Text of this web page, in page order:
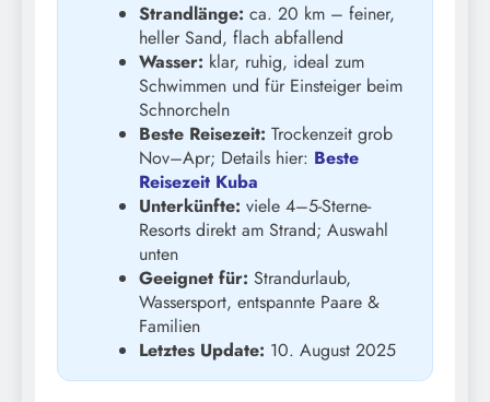
Strandlänge: ca. 20 km – feiner,
heller Sand, flach abfallend
Wasser: klar, ruhig, ideal zum
Schwimmen und für Einsteiger beim
Schnorcheln
Beste Reisezeit: Trockenzeit grob
Nov–Apr; Details hier: Beste
Reisezeit Kuba
Unterkünfte: viele 4–5-Sterne-
Resorts direkt am Strand; Auswahl
unten
Geeignet für: Strandurlaub,
Wassersport, entspannte Paare &
Familien
Letztes Update: 10. August 2025